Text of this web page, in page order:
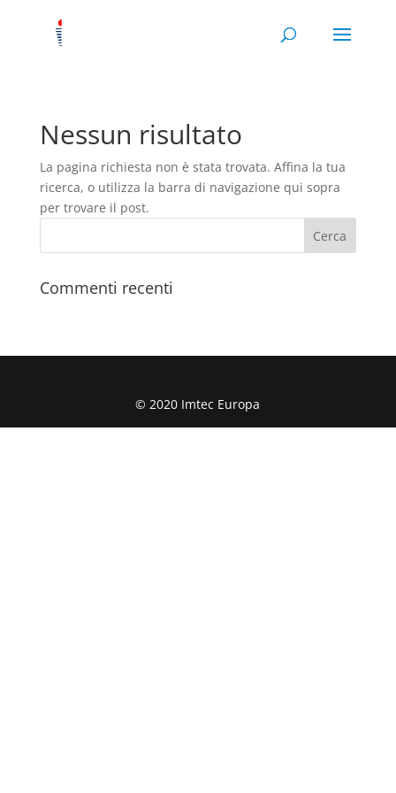
Nessun risultato
La pagina richiesta non è stata trovata. Affina la tua
ricerca, o utilizza la barra di navigazione qui sopra
per trovare il post.
Commenti recenti
© 2020 Imtec Europa